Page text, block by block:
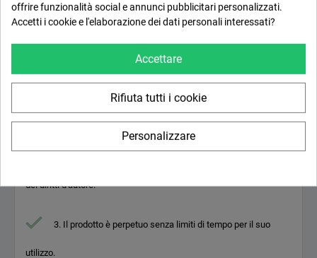
Inviamo documentazione legale del software usato che
dei diritti d'autore.
3. Il prodotto è perpetuo senza limiti di tempo per il suo
utilizzo.
offrire funzionalità social e annunci pubblicitari personalizzati.
Accetti i cookie e l'elaborazione dei dati personali interessati?
Accettare
Rifiuta tutti i cookie
Personalizzare